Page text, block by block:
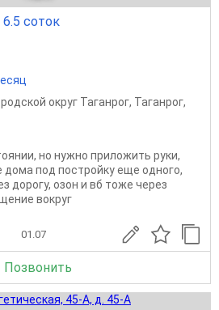
соток
округ Таганрог, Таганрог,
но нужно приложить руки,
под постройку еще одного,
дорогу, озон и вб тоже через
вокруг
01.07
Позвонить